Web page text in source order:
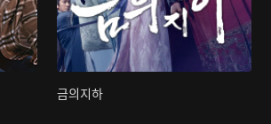
금의지하